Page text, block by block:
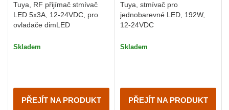
Tuya, RF přijímač stmívač
LED 5x3A, 12-24VDC, pro
ovladače dimLED
Skladem
PŘEJÍT NA PRODUKT
Tuya, stmívač pro
jednobarevné LED, 192W,
12-24VDC
Skladem
PŘEJÍT NA PRODUKT